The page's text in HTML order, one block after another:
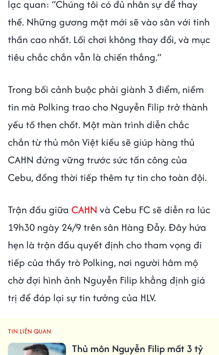
lạc quan: “Chúng tôi có đủ nhân sự để thay
thế. Những gương mặt mới sẽ vào sân với tinh
thần cao nhất. Lối chơi không thay đổi, và mục
tiêu chắc chắn vẫn là chiến thắng.”
Trong bối cảnh buộc phải giành 3 điểm, niềm
tin mà Polking trao cho Nguyễn Filip trở thành
yếu tố then chốt. Một màn trình diễn chắc
chắn từ thủ môn Việt kiều sẽ giúp hàng thủ
CAHN đứng vững trước sức tấn công của
Cebu, đồng thời tiếp thêm tự tin cho toàn đội.
Trận đấu giữa CAHN và Cebu FC sẽ diễn ra lúc
19h30 ngày 24/9 trên sân Hàng Đẫy. Đây hứa
hẹn là trận đấu quyết định cho tham vọng đi
tiếp của thầy trò Polking, nơi người hâm mộ
chờ đợi hình ảnh Nguyễn Filip khẳng định giá
trị để đáp lại sự tin tưởng của HLV.
TIN LIÊN QUAN
Thủ môn Nguyễn Filip mất 3 tỷ